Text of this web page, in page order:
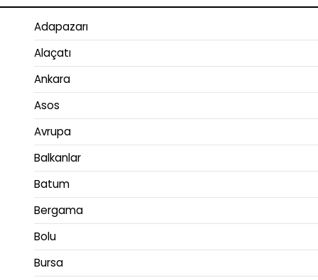
Adapazarı
Alaçatı
Ankara
Asos
Avrupa
Balkanlar
Batum
Bergama
Bolu
Bursa